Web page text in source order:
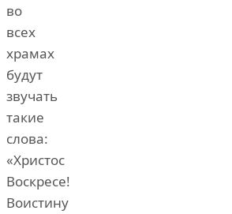
во
всех
храмах
будут
звучать
такие
слова:
«Христос
Воскресе!
Воистину